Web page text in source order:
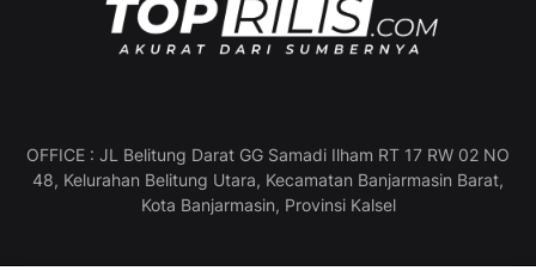
OFFICE : JL Belitung Darat GG Samadi Ilham RT 17 RW 02 NO
48, Kelurahan Belitung Utara, Kecamatan Banjarmasin Barat,
Kota Banjarmasin, Provinsi Kalsel